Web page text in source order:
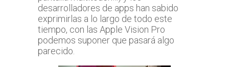
desarrolladores de apps han sabido
exprimirlas a lo largo de todo este
tiempo, con las Apple Vision Pro
podemos suponer que pasará algo
parecido.